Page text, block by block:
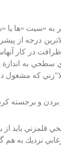
به‌ «سيت‌ »ها يا
درجه‌ از
در كار
سطحي‌ به‌ اندازة‌
كه‌ مشغول‌
بردن‌ و برجسته‌
قلمزني‌
نزديك‌ به‌ هم‌